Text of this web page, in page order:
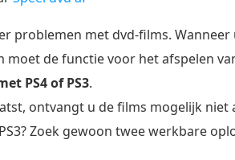
problemen met dvd-films.
de functie voor het afspelen
PS4 of PS3.
ontvangt u de films mogelijk niet
Zoek gewoon twee werkbare